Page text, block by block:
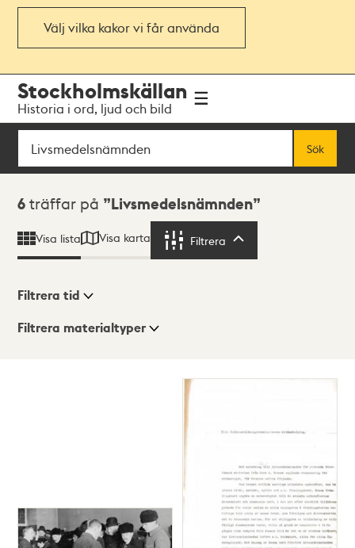
Välj vilka kakor vi får använda
navigationen
huvudinnehållet
Stockholmskällan
Historia i ord, ljud och bild
Sök
Sök
Sökresultat
6 träffar på Livsmedelsnämnden
Visa lista Visa karta Filtrera
Visningsläge
Filtrera tid
Filtrera materialtyper